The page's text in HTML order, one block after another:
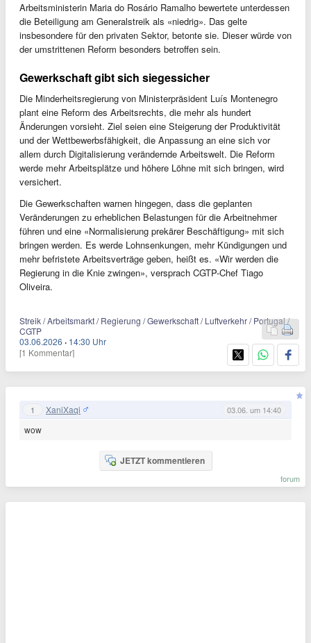
Arbeitsministerin Maria do Rosário Ramalho bewertete unterdessen
die Beteiligung am Generalstreik als «niedrig». Das gelte
insbesondere für den privaten Sektor, betonte sie. Dieser würde von
der umstrittenen Reform besonders betroffen sein.
Gewerkschaft gibt sich siegessicher
Die Minderheitsregierung von Ministerpräsident Luís Montenegro
plant eine Reform des Arbeitsrechts, die mehr als hundert
Änderungen vorsieht. Ziel seien eine Steigerung der Produktivität
und der Wettbewerbsfähigkeit, die Anpassung an eine sich vor
allem durch Digitalisierung verändernde Arbeitswelt. Die Reform
werde mehr Arbeitsplätze und höhere Löhne mit sich bringen, wird
versichert.
Die Gewerkschaften warnen hingegen, dass die geplanten
Veränderungen zu erheblichen Belastungen für die Arbeitnehmer
führen und eine «Normalisierung prekärer Beschäftigung» mit sich
bringen werden. Es werde Lohnsenkungen, mehr Kündigungen und
mehr befristete Arbeitsverträge geben, heißt es. «Wir werden die
Regierung in die Knie zwingen», versprach CGTP-Chef Tiago
Oliveira.
Streik / Arbeitsmarkt / Regierung / Gewerkschaft / Luftverkehr / Portugal /
CGTP
03.06.2026 · 14:30 Uhr
[1 Kommentar]
1 XaniXaqi 03.06. um 14:40
wow
JETZT kommentieren
forum